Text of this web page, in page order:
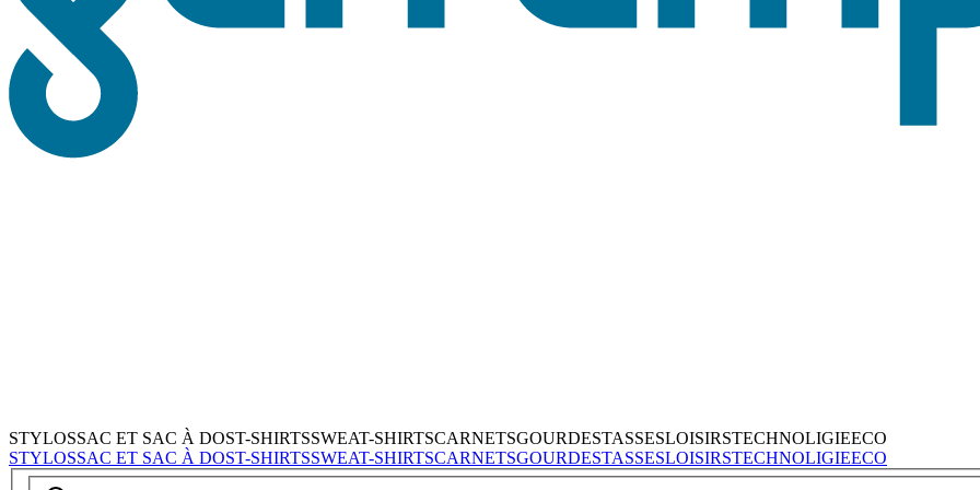
STYLOSSAC ET SAC À DOST-SHIRTSSWEAT-SHIRTSCARNETSGOURDESTASSESLOISIRSTECHNOLIGIEECO
STYLOSSAC ET SAC À DOST-SHIRTSSWEAT-SHIRTSCARNETSGOURDESTASSESLOISIRSTECHNOLIGIEECO